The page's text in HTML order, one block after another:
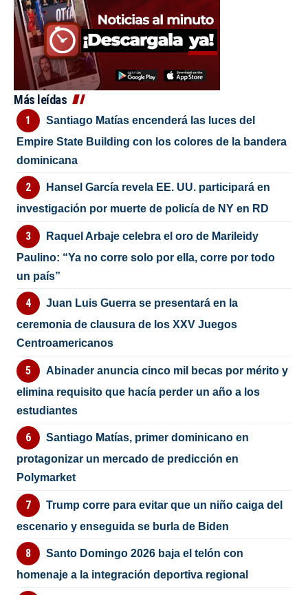
Más leídas
Santiago Matías encenderá las luces del
Empire State Building con los colores de la bandera
dominicana
Hansel García revela EE. UU. participará en
investigación por muerte de policía de NY en RD
Raquel Arbaje celebra el oro de Marileidy
Paulino: “Ya no corre solo por ella, corre por todo
un país”
Juan Luis Guerra se presentará en la
ceremonia de clausura de los XXV Juegos
Centroamericanos
Abinader anuncia cinco mil becas por mérito y
elimina requisito que hacía perder un año a los
estudiantes
Santiago Matías, primer dominicano en
protagonizar un mercado de predicción en
Polymarket
Trump corre para evitar que un niño caiga del
escenario y enseguida se burla de Biden
Santo Domingo 2026 baja el telón con
homenaje a la integración deportiva regional